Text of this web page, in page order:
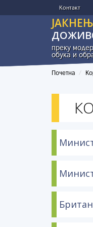
Skip to main contentКонтакт
преку
обука и
Почетна